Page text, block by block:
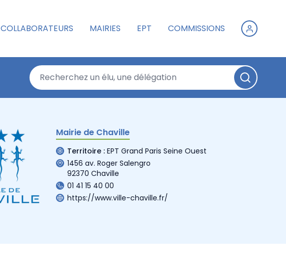
COLLABORATEURS MAIRIES EPT COMMISSIONS
Mairie de Chaville
Territoire : EPT Grand Paris Seine Ouest
1456 av. Roger Salengro
92370 Chaville
01 41 15 40 00
https://www.ville-chaville.fr/